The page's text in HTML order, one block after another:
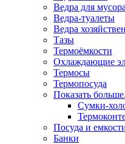
Ведра для мусора
Ведра-туалеты
Ведра
Тазы
Термоёмкости
Охлаждающие
Термосы
Термопосуда
Показать
Сумки-
Посуда и
Банки